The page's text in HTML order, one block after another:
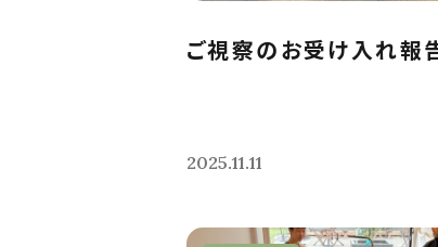
ご視察のお受け入れ報
2025.11.11